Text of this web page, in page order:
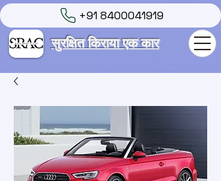
सुरक्षित किराया एक कार
+91 8400041919